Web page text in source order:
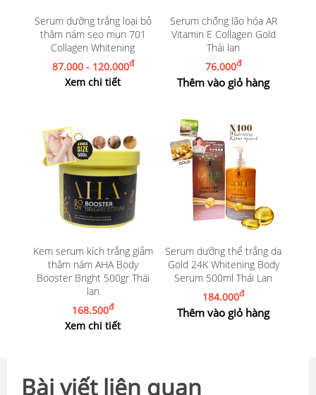
Serum dưỡng trắng loại bỏ
thâm nám sẹo mụn 701
Collagen Whitening
87.000 - 120.000đ
Xem chi tiết
Serum chống lão hóa AR
Vitamin E Collagen Gold
Thái lan
76.000đ
Thêm vào giỏ hàng
Kem serum kích trắng giảm
thâm nám AHA Body
Booster Bright 500gr Thái
lan
168.500đ
Xem chi tiết
Serum dưỡng thể trắng da
Gold 24K Whitening Body
Serum 500ml Thái Lan
184.000đ
Thêm vào giỏ hàng
Bài viết liên quan